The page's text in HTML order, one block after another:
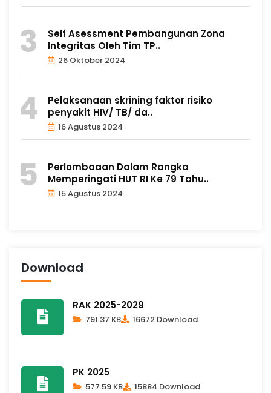
Self Asessment Pembangunan Zona
Integritas Oleh Tim TP..
26 Oktober 2024
Pelaksanaan skrining faktor risiko
penyakit HIV/ TB/ da..
16 Agustus 2024
Perlombaaan Dalam Rangka
Memperingati HUT RI Ke 79 Tahu..
15 Agustus 2024
Download
RAK 2025-2029
791.37 KB 16672 Download
PK 2025
577.59 KB 15884 Download